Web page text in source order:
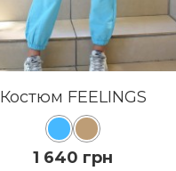
Костюм FEELINGS
1 640 грн